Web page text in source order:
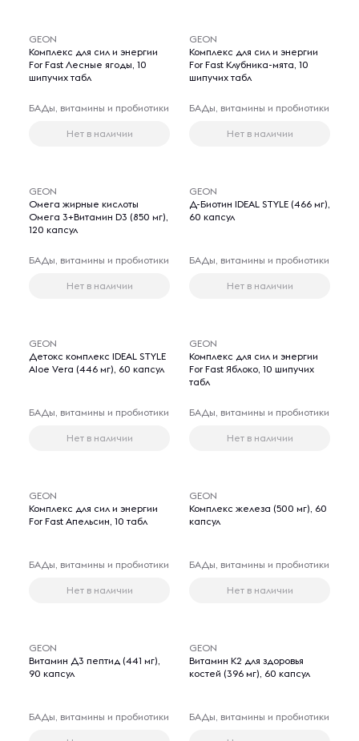
GEON
Комплекс для сил и энергии
For Fast Лесные ягоды, 10
шипучих табл
БАДы, витамины и пробиотики
Нет в наличии
GEON
Комплекс для сил и энергии
For Fast Клубника-мята, 10
шипучих табл
БАДы, витамины и пробиотики
Нет в наличии
GEON
Омега жирные кислоты
Омега 3+Витамин D3 (850 мг),
120 капсул
БАДы, витамины и пробиотики
Нет в наличии
GEON
Д-Биотин IDEAL STYLE (466 мг),
60 капсул
БАДы, витамины и пробиотики
Нет в наличии
GEON
Детокс комплекс IDEAL STYLE
Aloe Vera (446 мг), 60 капсул
БАДы, витамины и пробиотики
Нет в наличии
GEON
Комплекс для сил и энергии
For Fast Яблоко, 10 шипучих
табл
БАДы, витамины и пробиотики
Нет в наличии
GEON
Комплекс для сил и энергии
For Fast Апельсин, 10 табл
БАДы, витамины и пробиотики
Нет в наличии
GEON
Комплекс железа (500 мг), 60
капсул
БАДы, витамины и пробиотики
Нет в наличии
GEON
Витамин Д3 пептид (441 мг),
90 капсул
БАДы, витамины и пробиотики
GEON
Витамин K2 для здоровья
костей (396 мг), 60 капсул
БАДы, витамины и пробиотики